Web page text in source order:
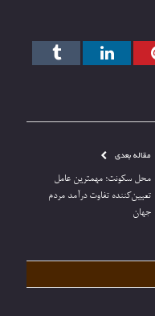
پینترستارتباط Tumblr
مقاله بعدی
محل سکونت؛ مهمترین عامل
تعیین‌کننده تفاوت درآمد مردم
جهان